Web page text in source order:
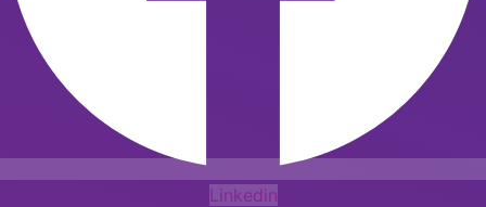
Linkedin